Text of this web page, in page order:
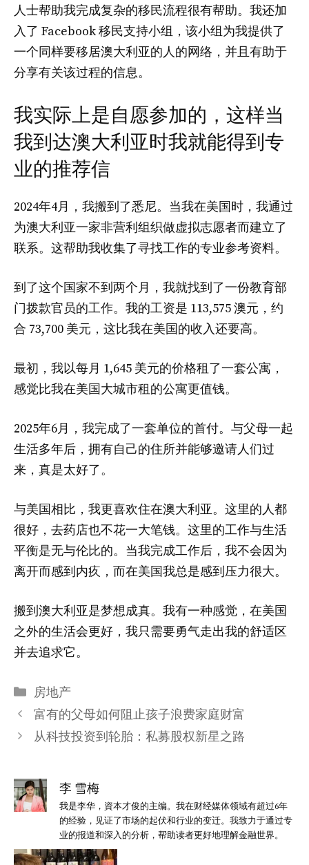
人士帮助我完成复杂的移民流程很有帮助。我还加
入了 Facebook 移民支持小组，该小组为我提供了
一个同样要移居澳大利亚的人的网络，并且有助于
分享有关该过程的信息。
我实际上是自愿参加的，这样当
我到达澳大利亚时我就能得到专
业的推荐信
2024年4月，我搬到了悉尼。当我在美国时，我通过
为澳大利亚一家非营利组织做虚拟志愿者而建立了
联系。这帮助我收集了寻找工作的专业参考资料。
到了这个国家不到两个月，我就找到了一份教育部
门拨款官员的工作。我的工资是 113,575 澳元，约
合 73,700 美元，这比我在美国的收入还要高。
最初，我以每月 1,645 美元的价格租了一套公寓，
感觉比我在美国大城市租的公寓更值钱。
2025年6月，我完成了一套单位的首付。与父母一起
生活多年后，拥有自己的住所并能够邀请人们过
来，真是太好了。
与美国相比，我更喜欢住在澳大利亚。这里的人都
很好，去药店也不花一大笔钱。这里的工作与生活
平衡是无与伦比的。当我完成工作后，我不会因为
离开而感到内疚，而在美国我总是感到压力很大。
搬到澳大利亚是梦想成真。我有一种感觉，在美国
之外的生活会更好，我只需要勇气走出我的舒适区
并去追求它。
分
类
房地产
富有的父母如何阻止孩子浪费家庭财富
从科技投资到轮胎：私募股权新星之路
李 雪梅
我是李华，資本才俊的主编。我在财经媒体领域有超过6年
的经验，见证了市场的起伏和行业的变迁。我致力于通过专
业的报道和深入的分析，帮助读者更好地理解金融世界。